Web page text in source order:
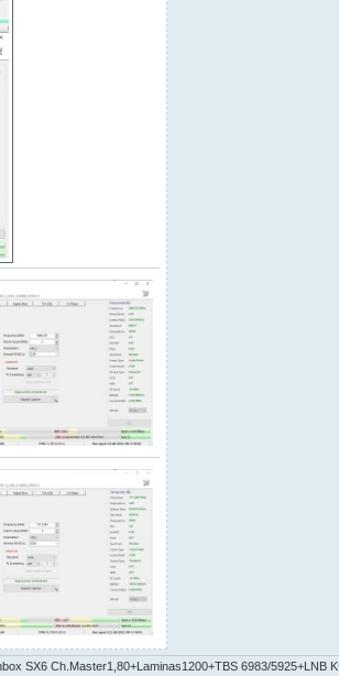
SX6 Ch.Master1,80+Laminas1200+TBS 6983/5925+LNB